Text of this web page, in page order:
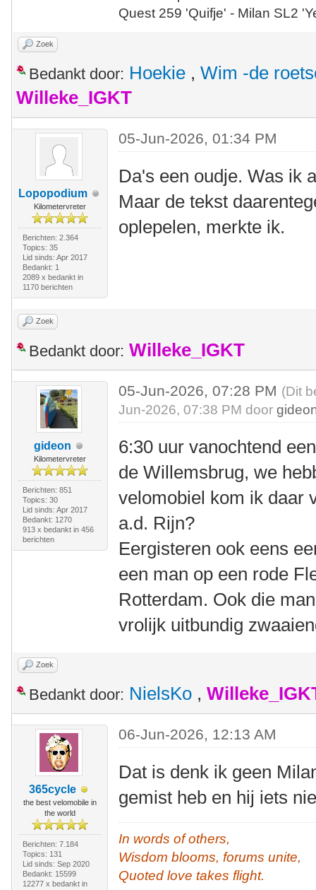
Quest 259 'Quifje' - Milan SL2
Zoek
Bedankt door: Hoekie , Wim -de
Willeke_IGKT
Lopopodium
Kilometervreter
Berichten: 2.364
Topics: 35
Lid sinds: Apr 2017
Bedankt: 1
2089 x bedankt in
1170 berichten
05-Jun-2026, 01:34 PM
Da's een oudje. Was ik
Maar de tekst
oplepelen, merkte ik.
Zoek
Bedankt door: Willeke_IGKT
gideon
Kilometervreter
Berichten: 851
Topics: 30
Lid sinds: Apr 2017
Bedankt: 1270
913 x bedankt in 456
berichten
05-Jun-2026, 07:28 PM (Dit
Jun-2026, 07:38 PM door
6:30 uur vanochtend
de Willemsbrug, we
velomobiel kom ik daar
a.d. Rijn?
Eergisteren ook eens
een man op een rode
Rotterdam. Ook die
vrolijk uitbundig
Zoek
Bedankt door: NielsKo ,
365cycle
the best velomobile in
the world
Berichten: 7.184
Topics: 131
Lid sinds: Sep 2020
Bedankt: 15599
12277 x bedankt in
06-Jun-2026, 12:13 AM
Dat is denk ik geen
gemist heb en hij iets
In words of others,
Wisdom blooms, forums unite,
Quoted love takes flight.